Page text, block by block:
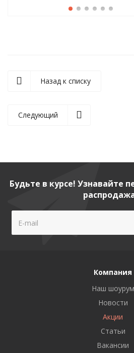
Назад к списку
Следующий
Будьте в курсе! Узнавайте
Компания
Наш шоурум
Новости
Акции
Статьи
Вакансии